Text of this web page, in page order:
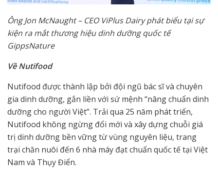
​Ông Jon McNaught – CEO ViPlus Dairy phát biểu tại sự
kiện ra mắt thương hiệu dinh dưỡng quốc tế
GippsNature
Về Nutifood
Nutifood được thành lập bởi đội ngũ bác sĩ và chuyên
gia dinh dưỡng, gắn liền với sứ mệnh “nâng chuẩn dinh
dưỡng cho người Việt”. Trải qua 25 năm phát triển,
Nutifood không ngừng đổi mới và xây dựng chuỗi giá
trị dinh dưỡng bền vững từ vùng nguyên liệu, trang
trại chăn nuôi đến 6 nhà máy đạt chuẩn quốc tế tại Việt
Nam và Thụy Điển.